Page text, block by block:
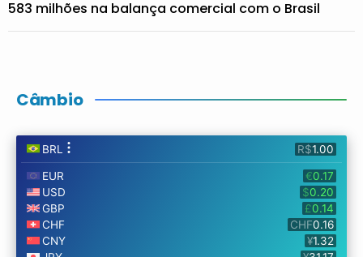
583 milhões na balança comercial com o Brasil
Câmbio